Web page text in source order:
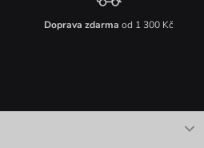
Doprava zdarma od 1 300 Kč